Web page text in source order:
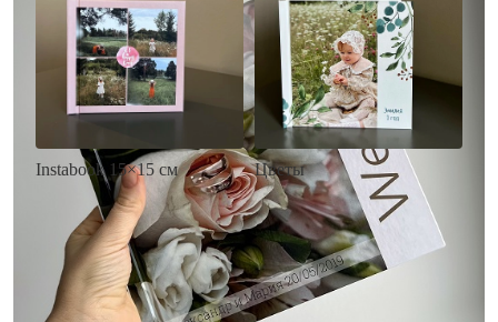
Instabook 15×15 см
• Декор на выбор
• Выбор цвета фона
• Загрузка фото и текста
Заказать
Цветы
• Декор цветы
• Выбор цвета фона
• Загрузка фото и текста
Заказать